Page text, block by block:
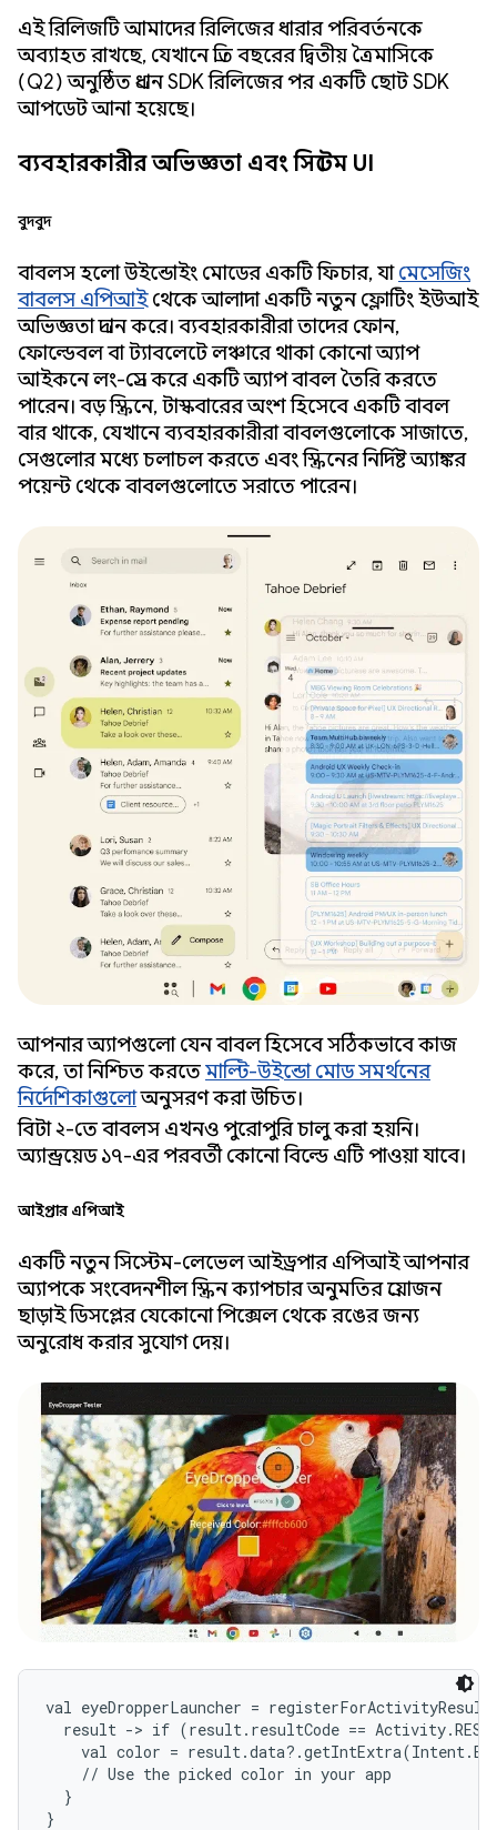
এই রিলিজটি আমাদের রিলিজের ধারার পরিবর্তনকে
অব্যাহত রাখছে, যেখানে প্রতি বছরের দ্বিতীয় ত্রৈমাসিকে
(Q2) অনুষ্ঠিত প্রধান SDK রিলিজের পর একটি ছোট SDK
আপডেট আনা হয়েছে।
ব্যবহারকারীর অভিজ্ঞতা এবং সিস্টেম UI
বুদবুদ
বাবলস হলো উইন্ডোইং মোডের একটি ফিচার, যামেসেজিং
বাবলস এপিআইথেকে আলাদা একটি নতুন ফ্লোটিং ইউআই
অভিজ্ঞতা প্রদান করে। ব্যবহারকারীরা তাদের ফোন,
ফোল্ডেবল বা ট্যাবলেটে লঞ্চারে থাকা কোনো অ্যাপ
আইকনে লং-প্রেস করে একটি অ্যাপ বাবল তৈরি করতে
পারেন। বড় স্ক্রিনে, টাস্কবারের অংশ হিসেবে একটি বাবল
বার থাকে, যেখানে ব্যবহারকারীরা বাবলগুলোকে সাজাতে,
সেগুলোর মধ্যে চলাচল করতে এবং স্ক্রিনের নির্দিষ্ট অ্যাঙ্কর
পয়েন্ট থেকে বাবলগুলোতে সরাতে পারেন।
আপনার অ্যাপগুলো যেন বাবল হিসেবে সঠিকভাবে কাজ
করে, তা নিশ্চিত করতেমাল্টি-উইন্ডো মোড সমর্থনের
নির্দেশিকাগুলোঅনুসরণ করা উচিত।
বিটা ২-তে বাবলস এখনও পুরোপুরি চালু করা হয়নি।
অ্যান্ড্রয়েড ১৭-এর পরবর্তী কোনো বিল্ডে এটি পাওয়া যাবে।
আইড্রপার এপিআই
একটি নতুন সিস্টেম-লেভেল আইড্রপার এপিআই আপনার
অ্যাপকে সংবেদনশীল স্ক্রিন ক্যাপচার অনুমতির প্রয়োজন
ছাড়াই ডিসপ্লের যেকোনো পিক্সেল থেকে রঙের জন্য
অনুরোধ করার সুযোগ দেয়।
val eyeDropperLauncher =
result -> if (result.resultCode ==
val color =
    // Use the picked color in your app
  }
}